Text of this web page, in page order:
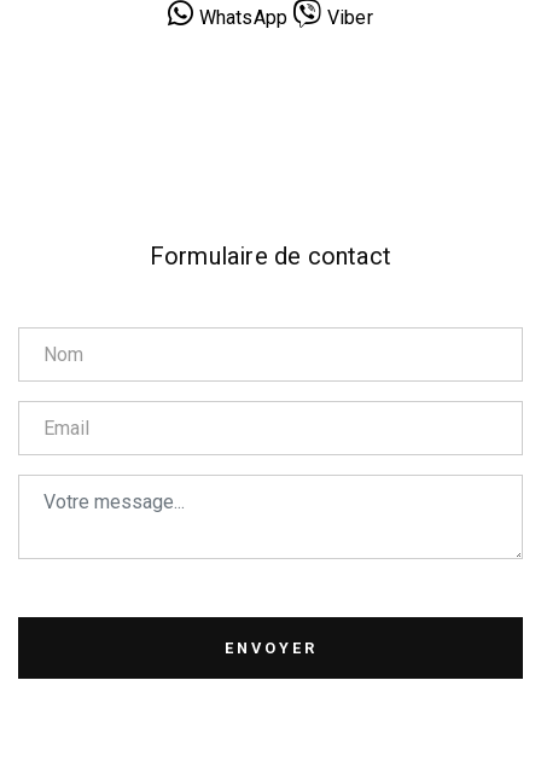
WhatsApp
Viber
Formulaire de contact